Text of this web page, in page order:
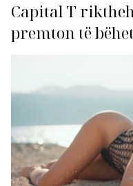
Capital T
premton të